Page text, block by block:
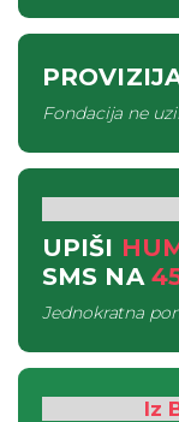
Fondacija ne
UPIŠI
SMS NA
Jednokratna
Iz